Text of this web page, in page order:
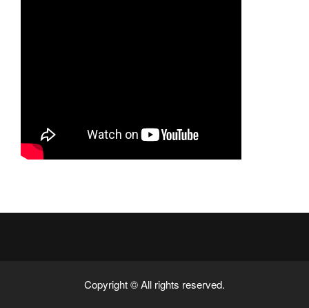
Copyright © All rights reserved.